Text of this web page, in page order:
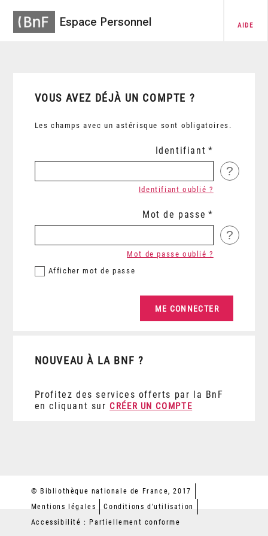
Espace Personnel AIDE
VOUS AVEZ DÉJÀ UN COMPTE ?
Les champs avec un astérisque sont obligatoires.
Identifiant
?
Identifiant oublié ?
Mot de passe
?
Afficher mot de passe
Mot de passe oublié ?
NOUVEAU À LA BNF ?
Profitez des services offerts par la BnF
en cliquant sur CRÉER UN COMPTE
© Bibliothèque nationale de France, 2017
Mentions légales
Conditions d'utilisation
Accessibilité : Partiellement conforme